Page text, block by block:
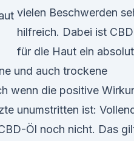
vielen Beschwerden
hilfreich. Dabei ist CBD
für die Haut ein
und auch trockene
wenn die positive
unumstritten ist:
Öl noch nicht. Das